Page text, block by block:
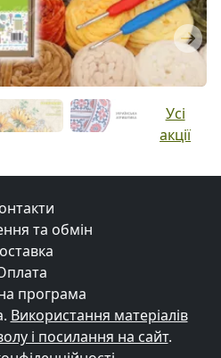
Next
Усі
акції
та обмін
програма
Використання матеріалів
і посилання на сайт.